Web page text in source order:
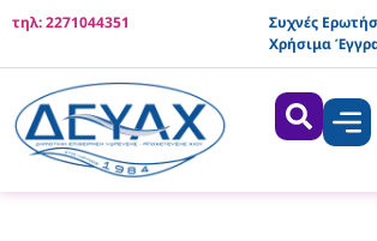
τηλ: 2271044351
Συχνές
Χρήσιμα